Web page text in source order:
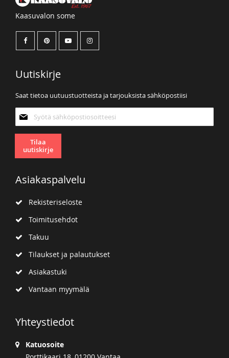
Kaasuvalon some
Uutiskirje
Saat tietoa uutuustuotteista ja tarjouksista sähköpostiisi
uutiskirjeemme:
Tilaa
uutiskirje
Asiakaspalvelu
Rekisteriseloste
Toimitusehdot
Takuu
Tilaukset ja palautukset
Asiakastuki
Vantaan myymälä
Yhteystiedot
Katuosoite